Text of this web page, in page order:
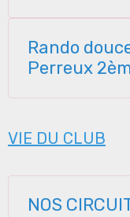
Rando
Perreux
VIE DU CLUB
NOS